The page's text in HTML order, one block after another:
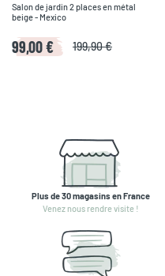
Salon de jardin 2 places en métal
beige - Mexico
99,00 € 199,90 €
Plus de 30 magasins en France
Venez nous rendre visite !